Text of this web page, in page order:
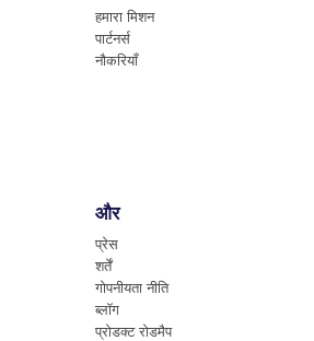
हमारा मिशन
पार्टनर्स
नौकरियाँ
और
प्रेस
शर्तें
गोपनीयता नीति
ब्लॉग
प्रोडक्ट रोडमैप